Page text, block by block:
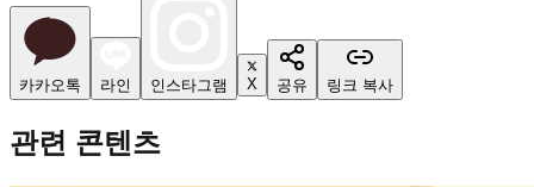
카카오톡 라인 인스타그램 X 공유 링크 복사
관련 콘텐츠